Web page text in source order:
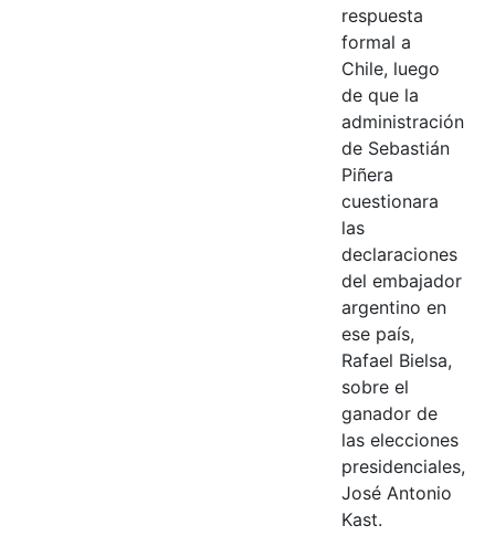
respuesta
formal a
Chile, luego
de que la
administración
de Sebastián
Piñera
cuestionara
las
declaraciones
del embajador
argentino en
ese país,
Rafael Bielsa,
sobre el
ganador de
las elecciones
presidenciales,
José Antonio
Kast.